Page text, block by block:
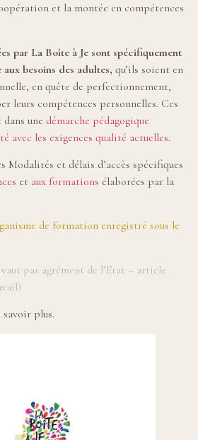
et la montée en compétences
par La Boîte à Je sont spécifiquement
besoins des adultes, qu’ils soient en
en quête de perfectionnement,
leurs compétences personnelles. Ces
une démarche pédagogique
avec les exigences qualité actuelles.
Modalités et délais d’accès spécifiques
et aux formations élaborées par la
de formation enregistré sous le
pas agrément de l’Etat – article
plus.